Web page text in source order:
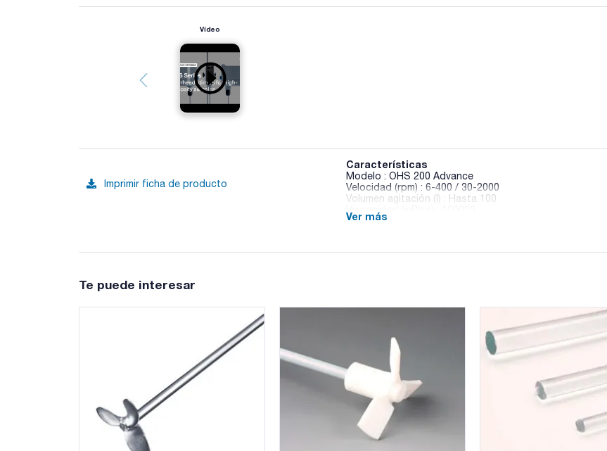
Vídeo
Imprimir ficha de producto
Características
Modelo : OHS 200 Advance
Velocidad (rpm) : 6-400 / 30-2000
Volumen agitación (l) : Hasta 100
Potencia (W) : 190
Peso (Kg) : 4,6
última generación para sus aplicaciones y para
Pantalla TFT de 3.5' que abarca una gran cantidad de
Temporizador para operaciones desatendidas.
Botón sencillo para navegar por el menú e iniciar/
Sistema SmartChuck™ para cambiar el eje sin ninguna
Conexión WI-FI a la plataforma VELP Ermes para
Función de bloqueo de teclas para evitar cambios de
Monitoreo en tiempo real de par y gráfico de velocidad.
Conexión de la sonda Pt 100 para un control preciso
Métodos programables para configurar hasta 4
Sensor de vibraciones de última generación.
Portavarillas para varillas de 10 mm de diámetro máximo.
Protección IP 54.
Ver más
Te puede interesar